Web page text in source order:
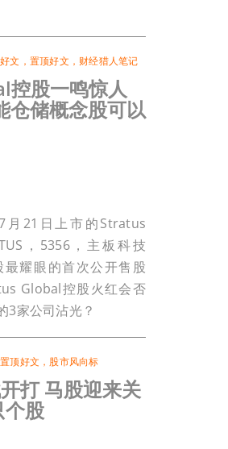
文 ， 置顶好文 ， 财经猎人笔记
股一鸣惊人
仓储概念股可以
月21日上市的Stratus
，5356，主板科技
耀眼的首次公开售股
Global控股火红会否
3家公司沾光？
置顶好文 ， 股市风向标
打 马股迎来关
个股